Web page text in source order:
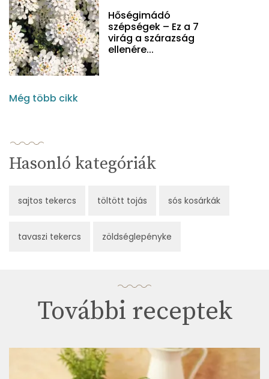
Hőségimádó
szépségek – Ez a 7
virág a szárazság
ellenére...
Még több cikk
Hasonló kategóriák
sajtos tekercs töltött tojás sós kosárkák
tavaszi tekercs zöldséglepényke
További receptek